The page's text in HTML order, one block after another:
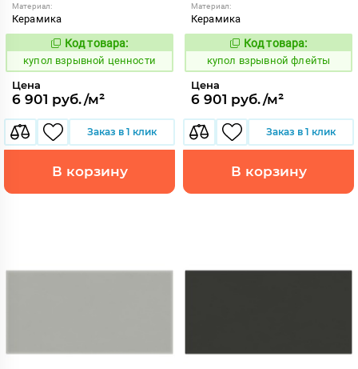
Материал:
Керамика
845617
Код товара:
купол взрывной ценности
Цена
6 901 руб./м²
Заказ в 1 клик
В корзину
Материал:
Керамика
845616
Код товара:
купол взрывной флейты
Цена
6 901 руб./м²
Заказ в 1 клик
В корзину